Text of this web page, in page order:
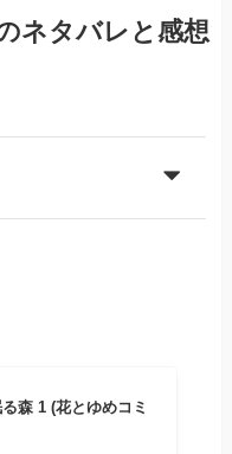
ネタバレと感想
森 1 (花とゆめコミ